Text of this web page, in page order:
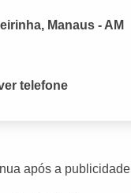
Manaus - AM
telefone
após a publicidade